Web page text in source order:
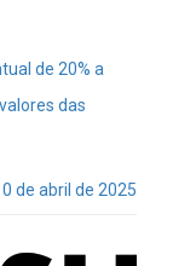
de 20% a
das
de abril de 2025